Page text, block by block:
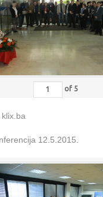
of 5
12.5.2015.